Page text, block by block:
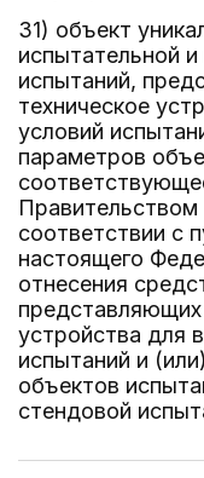
31) объект
испытательной
испытаний,
техническое
условий
параметров
соответствии с
настоящего
отнесения
представляющих
устройства для
испытаний и
объектов
стендовой